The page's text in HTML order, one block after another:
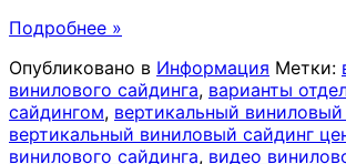
Подробнее »
Опубликовано в Информация Метки:
винилового сайдинга, варианты
сайдингом, вертикальный виниловый
вертикальный виниловый сайдинг
винилового сайдинга, видео